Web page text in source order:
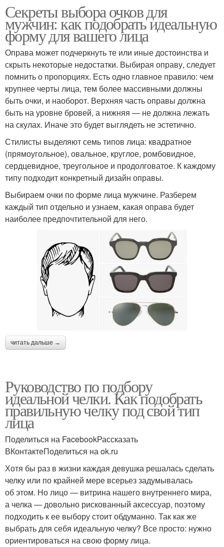
Секреты выбора очков для
мужчин: как подобрать идеальную
форму для вашего лица
Оправа может подчеркнуть те или иные достоинства и
скрыть некоторые недостатки. Выбирая оправу, следует
помнить о пропорциях. Есть одно главное правило: чем
крупнее черты лица, тем более массивными должны
быть очки, и наоборот. Верхняя часть оправы должна
быть на уровне бровей, а нижняя — не должна лежать
на скулах. Иначе это будет выглядеть не эстетично.
Стилисты выделяют семь типов лица: квадратное
(прямоугольное), овальное, круглое, ромбовидное,
сердцевидное, треугольное и продолговатое. К каждому
типу подходит конкретный дизайн оправы.
Выбираем очки по форме лица мужчине. Разберем
каждый тип отдельно и узнаем, какая оправа будет
наиболее предпочтительной для него.
читать дальше →
Руководство по подбору
идеальной челки. Как подобрать
правильную челку под свой тип
лица
Поделиться на FacebookРассказать
ВКонтактеПоделиться на ok.ru
Хотя бы раз в жизни каждая девушка решалась сделать
челку или по крайней мере всерьез задумывалась
об этом. Но лицо — витрина нашего внутреннего мира,
а челка — довольно рискованный аксессуар, поэтому
подходить к ее выбору стоит обдуманно. Так как же
выбрать для себя идеальную челку? Все просто: нужно
ориентироваться на свою форму лица.